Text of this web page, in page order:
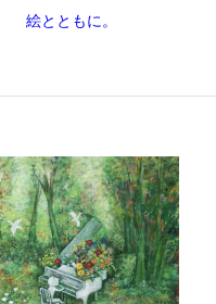
絵とともに。